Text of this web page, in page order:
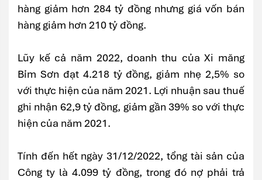
hàng giảm hơn 284 tỷ đồng nhưng giá vốn bán
hàng giảm hơn 210 tỷ đồng.
Lũy kế cả năm 2022, doanh thu của Xi măng
Bỉm Sơn đạt 4.218 tỷ đồng, giảm nhẹ 2,5% so
với thực hiện của năm 2021. Lợi nhuận sau thuế
ghi nhận 62,9 tỷ đồng, giảm gần 39% so với thực
hiện của năm 2021.
Tính đến hết ngày 31/12/2022, tổng tài sản của
Công ty là 4.099 tỷ đồng, trong đó nợ phải trả